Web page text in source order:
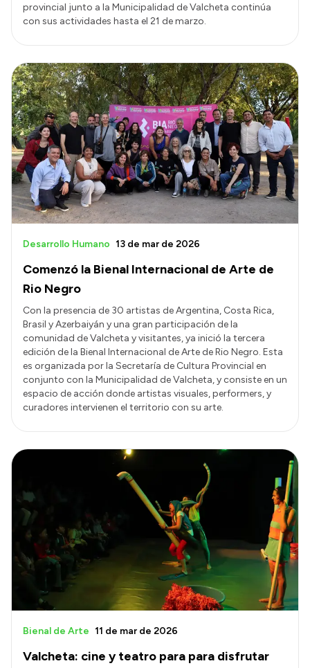
provincial junto a la Municipalidad de Valcheta continúa
con sus actividades hasta el 21 de marzo.
Comenzó la Bienal Internacional de Arte de
Rio Negro
Desarrollo Humano 13 de mar de 2026
Con la presencia de 30 artistas de Argentina, Costa Rica,
Brasil y Azerbaiyán y una gran participación de la
comunidad de Valcheta y visitantes, ya inició la tercera
edición de la Bienal Internacional de Arte de Rio Negro. Esta
es organizada por la Secretaría de Cultura Provincial en
conjunto con la Municipalidad de Valcheta, y consiste en un
espacio de acción donde artistas visuales, performers, y
curadores intervienen el territorio con su arte.
Valcheta: cine y teatro para para disfrutar
Bienal de Arte 11 de mar de 2026